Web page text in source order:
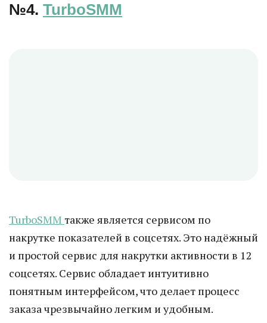
№4. TurboSMM
TurboSMM также является сервисом по
накрутке показателей в соцсетях. Это надёжный
и простой сервис для накрутки активности в 12
соцсетях. Сервис обладает интуитивно
понятным интерфейсом, что делает процесс
заказа чрезвычайно легким и удобным.